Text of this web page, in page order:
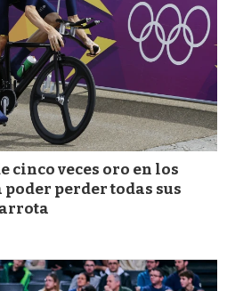
cinco veces oro en los
poder perder todas sus